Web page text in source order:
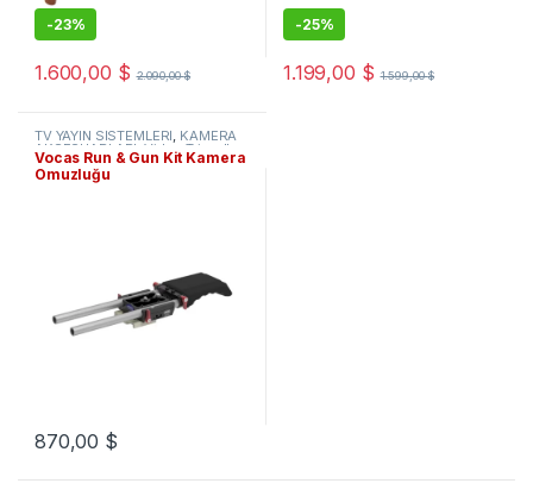
-23%
1.600,00 $ 2.090,00$
-25%
1.199,00 $ 1.599,00$
TV YAYIN SİSTEMLERİ, KAMERA
AKSESUARLARI,Video Tripodlar
& Omuzluklar
Vocas Run & Gun Kit Kamera
Omuzluğu
870,00 $